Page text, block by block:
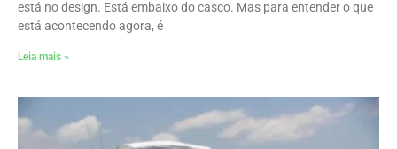
está no design. Está embaixo do casco. Mas para entender o que
está acontecendo agora, é
Leia mais »